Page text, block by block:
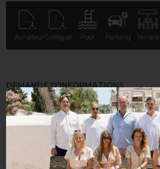
AcheteurCollègue Pool Parking Terrace
DEMANDE D'INFORMATIONS